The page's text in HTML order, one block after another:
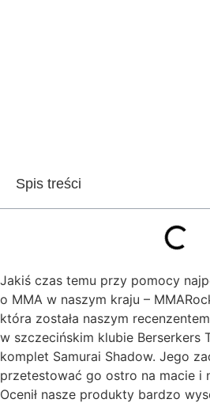
Spis treści
Jakiś czas temu przy pomocy
o MMA w naszym kraju –
która została naszym
w szczecińskim klubie Berserkers
komplet Samurai Shadow. Jego
przetestować go ostro na macie i
Ocenił nasze produkty bardzo